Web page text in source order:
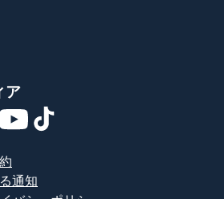
ア
開きます）
ウで開きます）
ィンドウで開きます）
（別ウィンドウで開きます）
（別ウィンドウで開きます）
通知